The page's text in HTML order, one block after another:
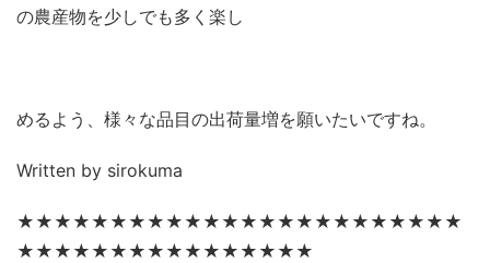
の農産物を少しでも多く楽し
めるよう、様々な品目の出荷量増を願いたいですね。
Written by sirokuma
★★★★★★★★★★★★★★★★★★★★★★★★
★★★★★★★★★★★★★★★★